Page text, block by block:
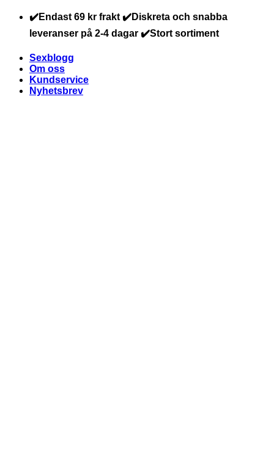
Skip
content
✔️Endast 69 kr frakt ✔️Diskreta och snabba
leveranser på 2-4 dagar ✔️Stort sortiment
Sexblogg
Om oss
Kundservice
Nyhetsbrev